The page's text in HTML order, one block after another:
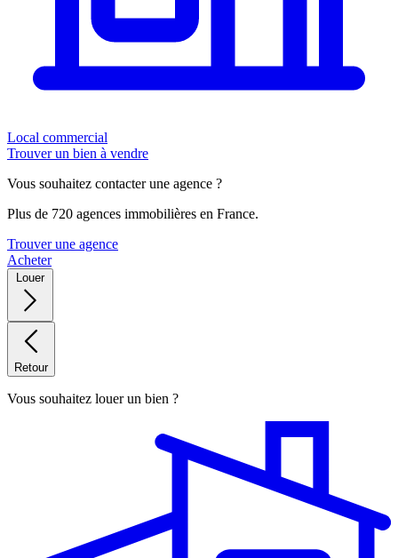
Local commercial
Trouver un bien à vendre
Vous souhaitez contacter une agence ?
Plus de 720 agences immobilières en France.
Trouver une agence
Acheter
Louer
Retour
Vous souhaitez louer un bien ?